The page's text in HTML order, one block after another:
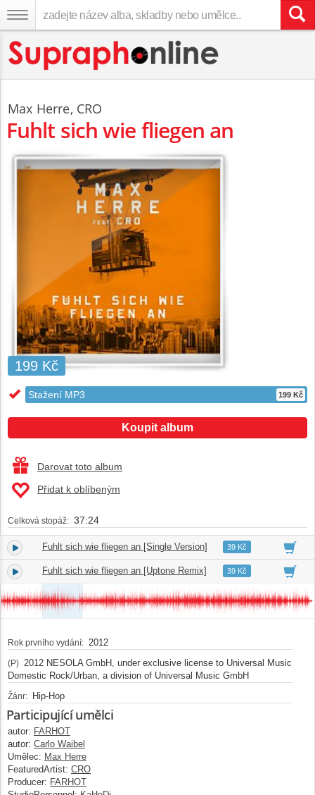
Max Herre, CRO
Fuhlt sich wie fliegen an
199 Kč
Stažení MP3 199 Kč
Koupit album
Darovat toto album
Přidat k oblíbeným
Celková stopáž: 37:24
1. Fuhlt sich wie fliegen an [Single Version] 03:3339 Kč
2. Fuhlt sich wie fliegen an [Uptone Remix] 03:4839 Kč
Rok prvního vydání: 2012
(P) 2012 NESOLA GmbH, under exclusive license to Universal Music
Domestic Rock/Urban, a division of Universal Music GmbH
Žánr: Hip-Hop
Participující umělci
autor: FARHOT
autor: Carlo Waibel
Umělec: Max Herre
FeaturedArtist: CRO
Producer: FARHOT